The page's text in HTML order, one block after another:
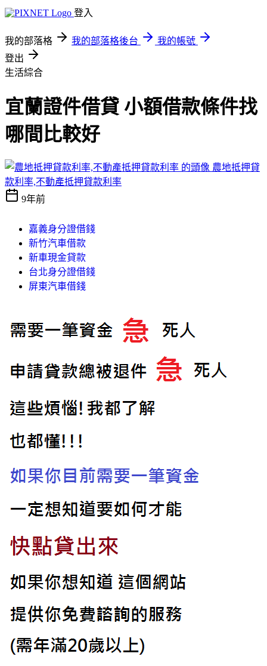
登入
我的部落格 我的部落格後台
我的帳號
登出
生活綜合
宜蘭證件借貸 小額借款條件找
哪間比較好
農地抵押貸
款利率,不動產抵押貸款利率
9年前
嘉義身分證借錢
新竹汽車借款
新車現金貸款
台北身分證借錢
屏東汽車借錢